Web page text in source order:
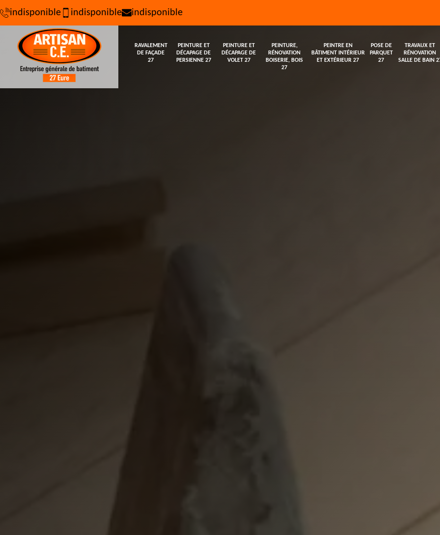
indisponible indisponible indisponible
RAVALEMENT
DE FAÇADE
27
PEINTURE ET
DÉCAPAGE DE
PERSIENNE 27
PEINTURE ET
DÉCAPAGE DE
VOLET 27
PEINTURE,
RÉNOVATION
BOISERIE, BOIS
27
PEINTRE EN
BÂTIMENT INTÉRIEUR
ET EXTÉRIEUR 27
POSE DE
PARQUET
27
TRAVAUX ET
RÉNOVATION
SALLE DE BAIN